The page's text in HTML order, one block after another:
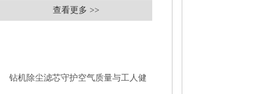
查看更多 >>
钻机除尘滤芯守护空气质量与工人健